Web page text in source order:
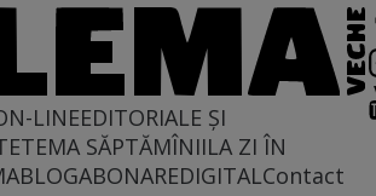
LINEEDITORIALE ȘI
TEMA SĂPTĂMÎNIILA ZI ÎN
ABONAREDIGITALContact